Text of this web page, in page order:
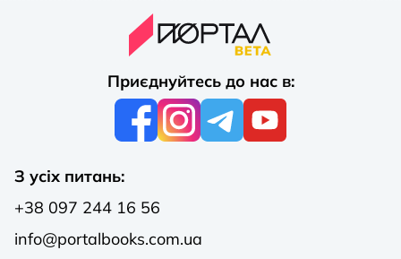
Приєднуйтесь до нас в:
З усіх питань:
+38 097 244 16 56
info@portalbooks.com.ua